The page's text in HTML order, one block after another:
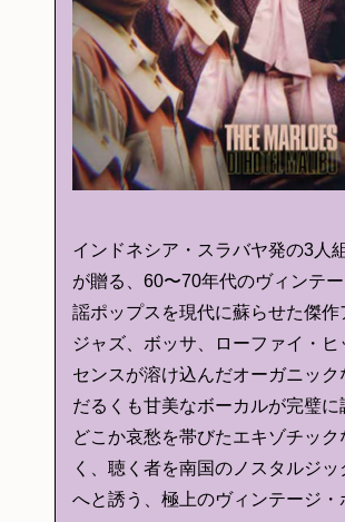
インドネシア・スラバヤ発の3
が贈る、60〜70年代のヴィンテ
謡ポップスを現代に蘇らせた傑作
ジャズ、ボッサ、ローファイ・ヒ
センスが溶け込んだオーガニッ
だるくも甘美なボーカルが完璧に
どこか哀愁を帯びたエキゾチック
く、聴く者を南国のノスタルジ
へと誘う、極上のヴィンテージ・